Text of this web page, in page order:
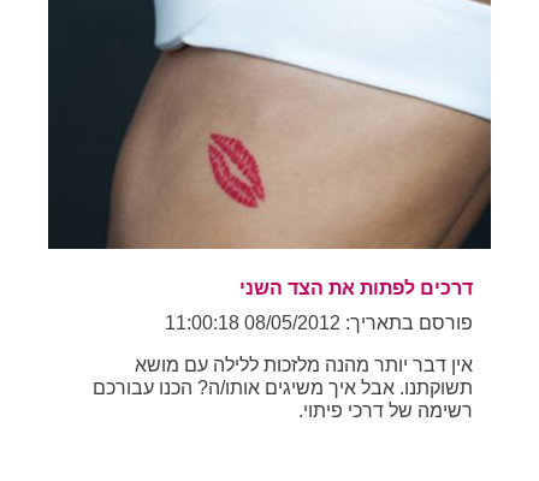
דרכים לפתות את הצד השני
פורסם בתאריך: 08/05/2012 11:00:18
אין דבר יותר מהנה מלזכות ללילה עם מושא
תשוקתנו. אבל איך משיגים אותו/ה? הכנו עבורכם
רשימה של דרכי פיתוי.